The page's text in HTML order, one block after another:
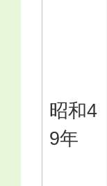
昭和4
9年